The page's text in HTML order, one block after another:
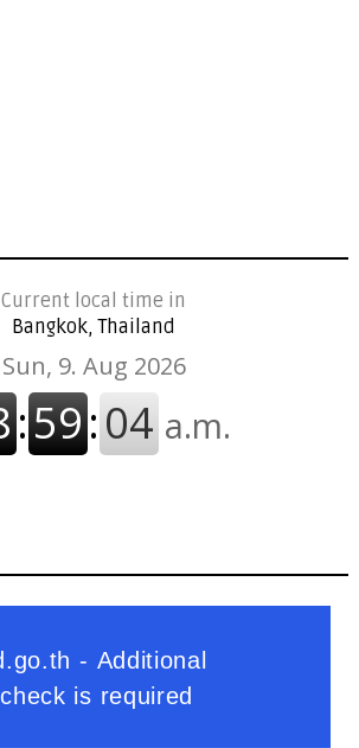
Current local time in
Bangkok, Thailand